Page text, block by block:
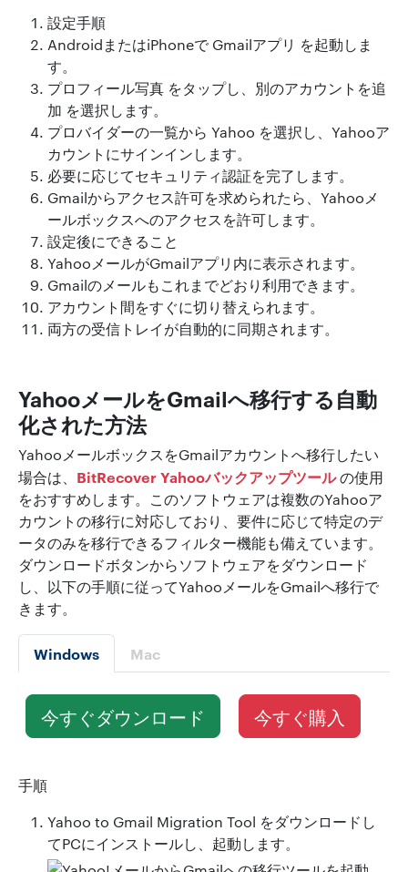
設定手順
AndroidまたはiPhoneで Gmailアプリ を起動しま
す。
プロフィール写真 をタップし、別のアカウントを追
加 を選択します。
プロバイダーの一覧から Yahoo を選択し、Yahooア
カウントにサインインします。
必要に応じてセキュリティ認証を完了します。
Gmailからアクセス許可を求められたら、Yahooメ
ールボックスへのアクセスを許可します。
設定後にできること
YahooメールがGmailアプリ内に表示されます。
Gmailのメールもこれまでどおり利用できます。
アカウント間をすぐに切り替えられます。
両方の受信トレイが自動的に同期されます。
YahooメールをGmailへ移行する自動
化された方法
YahooメールボックスをGmailアカウントへ移行したい
場合は、 BitRecover Yahooバックアップツールの使用
をおすすめします。このソフトウェアは複数のYahooア
カウントの移行に対応しており、要件に応じて特定のデ
ータのみを移行できるフィルター機能も備えています。
ダウンロードボタンからソフトウェアをダウンロード
し、以下の手順に従ってYahooメールをGmailへ移行で
きます。
Windows Mac
今すぐダウンロード 今すぐ購入
手順
Yahoo to Gmail Migration Tool をダウンロードし
てPCにインストールし、起動します。